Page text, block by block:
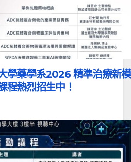
學藥學系2026 精準治療新模
程熱烈招生中！